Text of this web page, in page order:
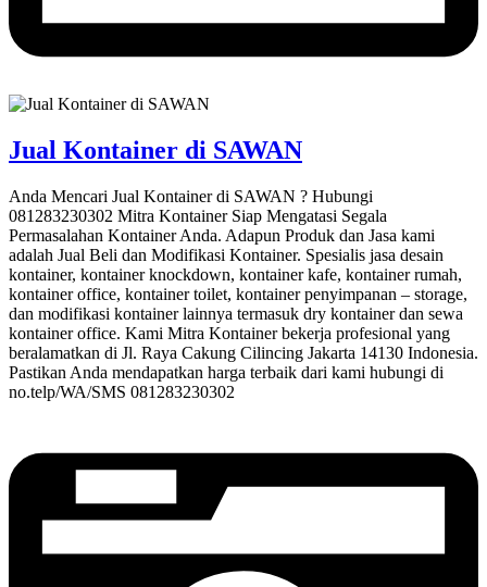
Jual Kontainer di SAWAN
Anda Mencari Jual Kontainer di SAWAN ? Hubungi
081283230302 Mitra Kontainer Siap Mengatasi Segala
Permasalahan Kontainer Anda. Adapun Produk dan Jasa kami
adalah Jual Beli dan Modifikasi Kontainer. Spesialis jasa desain
kontainer, kontainer knockdown, kontainer kafe, kontainer rumah,
kontainer office, kontainer toilet, kontainer penyimpanan – storage,
dan modifikasi kontainer lainnya termasuk dry kontainer dan sewa
kontainer office. Kami Mitra Kontainer bekerja profesional yang
beralamatkan di Jl. Raya Cakung Cilincing Jakarta 14130 Indonesia.
Pastikan Anda mendapatkan harga terbaik dari kami hubungi di
no.telp/WA/SMS 081283230302